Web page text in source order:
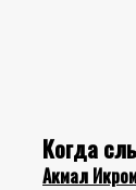
Когда
Акмал